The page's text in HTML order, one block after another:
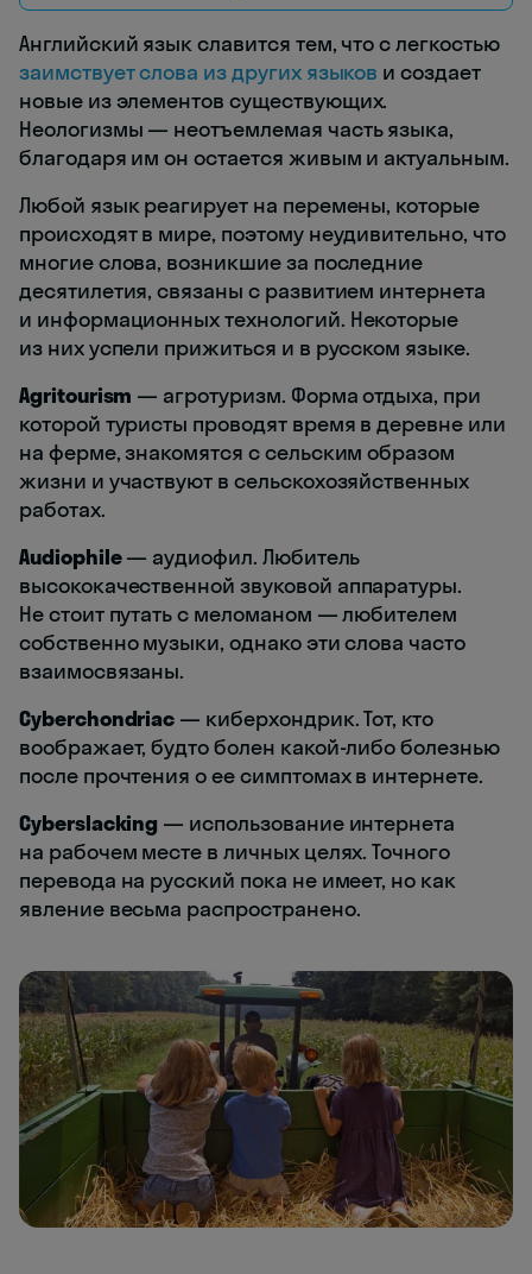
Английский язык славится тем, что с легкостью
заимствует слова из других языков и создает
новые из элементов существующих.
Неологизмы — неотъемлемая часть языка,
благодаря им он остается живым и актуальным.
Любой язык реагирует на перемены, которые
происходят в мире, поэтому неудивительно, что
многие слова, возникшие за последние
десятилетия, связаны с развитием интернета
и информационных технологий. Некоторые
из них успели прижиться и в русском языке.
Agritourism — агротуризм. Форма отдыха, при
которой туристы проводят время в деревне или
на ферме, знакомятся с сельским образом
жизни и участвуют в сельскохозяйственных
работах.
Audiophile— аудиофил. Любитель
высококачественной звуковой аппаратуры.
Не стоит путать с меломаном — любителем
собственно музыки, однако эти слова часто
взаимосвязаны.
Cyberchondriac — киберхондрик. Тот, кто
воображает, будто болен какой-либо болезнью
после прочтения о ее симптомах в интернете.
Cyberslacking — использование интернета
на рабочем месте в личных целях. Точного
перевода на русский пока не имеет, но как
явление весьма распространено.